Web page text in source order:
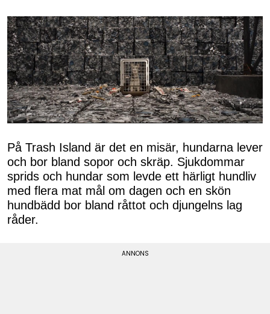
På Trash Island är det en misär, hundarna lever
och bor bland sopor och skräp. Sjukdommar
sprids och hundar som levde ett härligt hundliv
med flera mat mål om dagen och en skön
hundbädd bor bland råttot och djungelns lag
råder.